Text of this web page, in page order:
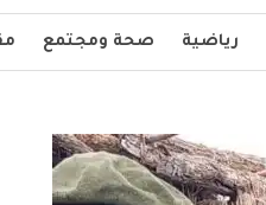
رياضية صحة ومجتمع